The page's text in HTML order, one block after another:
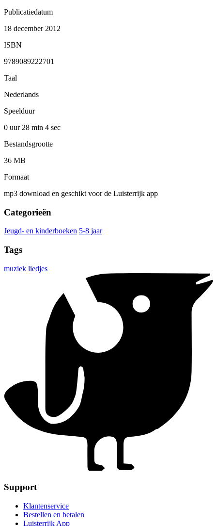
Publicatiedatum
18 december 2012
ISBN
9789089222701
Taal
Nederlands
Speelduur
0 uur 28 min 4 sec
Bestandsgrootte
36 MB
Formaat
mp3 download en geschikt voor de Luisterrijk app
Categorieën
Jeugd- en kinderboeken 5-8 jaar
Tags
muziek liedjes
Support
Klantenservice
Bestellen en betalen
Luisterrijk App